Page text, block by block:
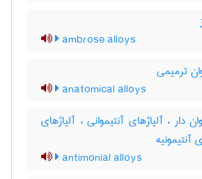
ambrose alloys
ترمیمی
anatomical alloys
دار ، آلیاژهای آنتیموانی ، آلیاژهای
آنتیمونیه
antimonial alloys